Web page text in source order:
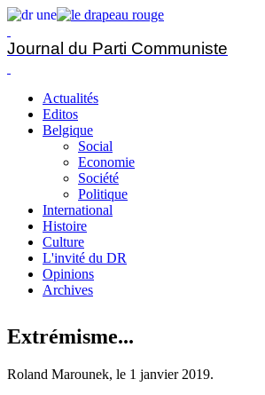
Journal du Parti Communiste
Actualités
Editos
Belgique
Social
Economie
Société
Politique
International
Histoire
Culture
L'invité du DR
Opinions
Archives
Extrémisme...
Roland Marounek, le 1 janvier 2019.